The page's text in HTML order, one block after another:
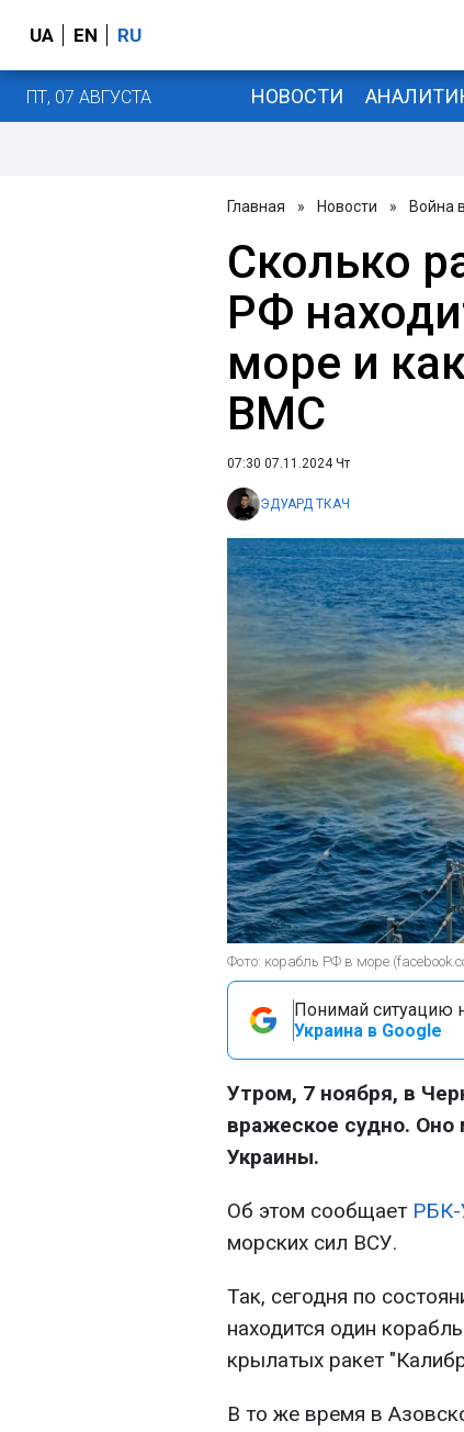
UA EN RU
ПТ, 07 АВГУСТА НОВОСТИ
Главная » Новости » Война
Сколько
РФ
море и
ВМС
07:30 07.11.2024 Чт
ЭДУАРД ТКАЧ
Фото: корабль РФ в море
Понимай ситуацию
Украина в Google
Утром, 7 ноября, в
вражеское судно. Оно
Украины.
Об этом сообщает РБК-
морских сил ВСУ.
Так, сегодня по
находится один
крылатых ракет
В то же время в